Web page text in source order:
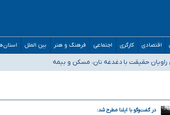
اقتصادی کارگری اجتماعی فرهنگ و هنر بین الملل
تخصصی فرماندهی صحنه عملیات و دکترای تخصصی
راویان حقیقت با دغدغه نان، مسکن و بیمه
اخراج نشده است/ از رئیس جمهور خواستیم ورود کند
مدارس ایرانی امارات در کشور/ درباره محصلان
در گفت‌وگو با ایلنا مطرح شد: